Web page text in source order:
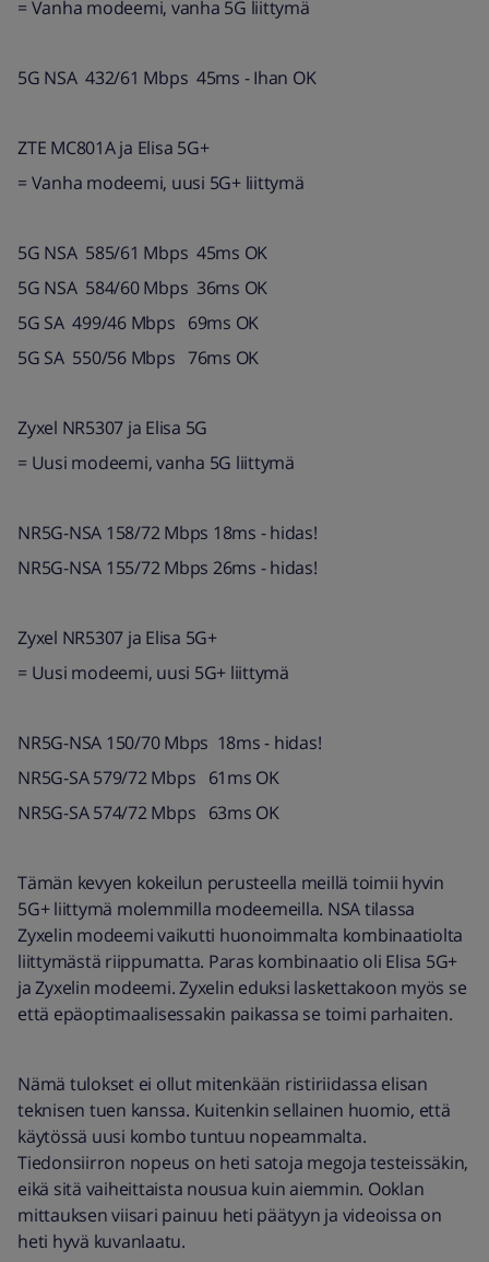
= Vanha modeemi, vanha 5G liittymä
5G NSA 432/61 Mbps 45ms - Ihan OK
ZTE MC801A ja Elisa 5G+
= Vanha modeemi, uusi 5G+ liittymä
5G NSA 585/61 Mbps 45ms OK
5G NSA 584/60 Mbps 36ms OK
5G SA 499/46 Mbps 69ms OK
5G SA 550/56 Mbps 76ms OK
Zyxel NR5307 ja Elisa 5G
= Uusi modeemi, vanha 5G liittymä
NR5G-NSA 158/72 Mbps 18ms - hidas!
NR5G-NSA 155/72 Mbps 26ms - hidas!
Zyxel NR5307 ja Elisa 5G+
= Uusi modeemi, uusi 5G+ liittymä
NR5G-NSA 150/70 Mbps 18ms - hidas!
NR5G-SA 579/72 Mbps 61ms OK
NR5G-SA 574/72 Mbps 63ms OK
Tämän kevyen kokeilun perusteella meillä toimii hyvin
5G+ liittymä molemmilla modeemeilla. NSA tilassa
Zyxelin modeemi vaikutti huonoimmalta kombinaatiolta
liittymästä riippumatta. Paras kombinaatio oli Elisa 5G+
ja Zyxelin modeemi. Zyxelin eduksi laskettakoon myös se
että epäoptimaalisessakin paikassa se toimi parhaiten.
Nämä tulokset ei ollut mitenkään ristiriidassa elisan
teknisen tuen kanssa. Kuitenkin sellainen huomio, että
käytössä uusi kombo tuntuu nopeammalta.
Tiedonsiirron nopeus on heti satoja megoja testeissäkin,
eikä sitä vaiheittaista nousua kuin aiemmin. Ooklan
mittauksen viisari painuu heti päätyyn ja videoissa on
heti hyvä kuvanlaatu.